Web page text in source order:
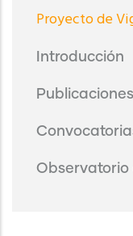
Proyecto
de
Vigilancia
Genómica
Proyecto de
Introducción
Publicaciones
Observatorio